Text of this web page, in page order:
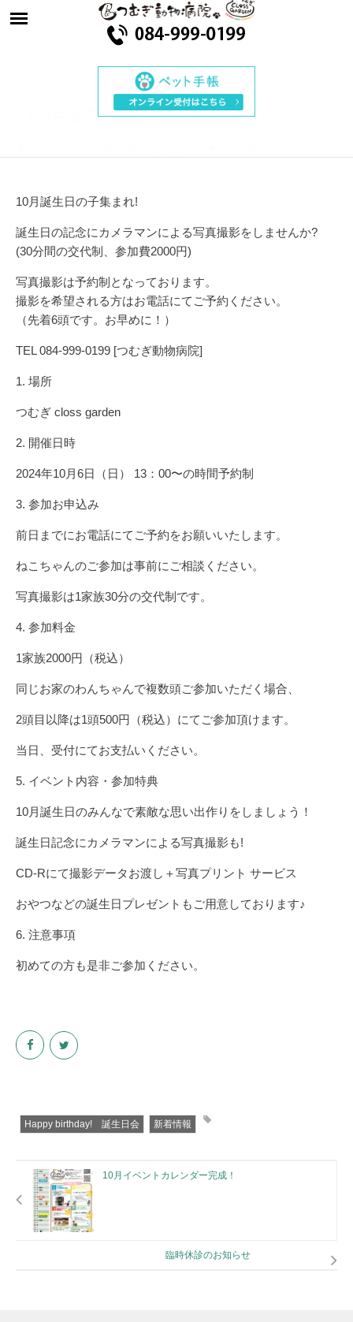
♡10月誕生日会のお知らせ♡
10月誕生日の子集まれ!
誕生日の記念にカメラマンによる写真撮影をしませんか?
(30分間の交代制、参加費2000円)
写真撮影は予約制となっております。
撮影を希望される方はお電話にてご予約ください。
（先着6頭です。お早めに！）
TEL 084-999-0199 [つむぎ動物病院]
1. 場所
つむぎ closs garden
2. 開催日時
2024年10月6日（日） 13：00〜の時間予約制
3. 参加お申込み
前日までにお電話にてご予約をお願いいたします。
ねこちゃんのご参加は事前にご相談ください。
写真撮影は1家族30分の交代制です。
4. 参加料金
1家族2000円（税込）
同じお家のわんちゃんで複数頭ご参加いただく場合、
2頭目以降は1頭500円（税込）にてご参加頂けます。
当日、受付にてお支払いください。
5. イベント内容・参加特典
10月誕生日のみんなで素敵な思い出作りをしましょう！
誕生日記念にカメラマンによる写真撮影も!
CD-Rにて撮影データお渡し＋写真プリント サービス
おやつなどの誕生日プレゼントもご用意しております♪
6. 注意事項
初めての方も是非ご参加ください。
Happy birthday! 誕生日会 新着情報
10月イベントカレンダー完成！
臨時休診のお知らせ